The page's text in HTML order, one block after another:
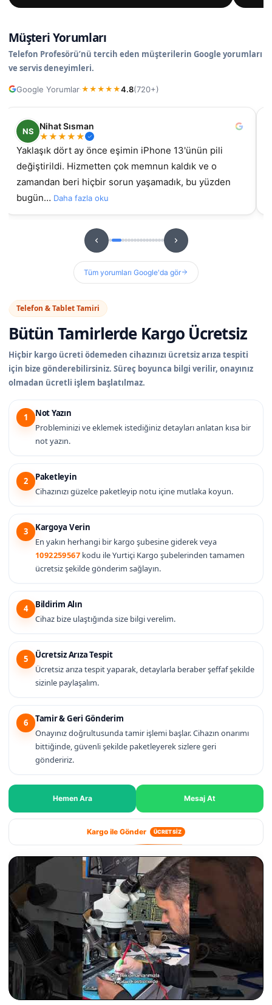
Müşteri Yorumları
Telefon Profesörü’nü tercih eden müşterilerin Google yorumları
ve servis deneyimleri.
Google Yorumlar·★ ★ ★ ★ ★4.8(720+)
NS
Nihat Sısman
★★★★★
Yaklaşık dört ay önce eşimin iPhone 13'ünün pili
değiştirildi. Hizmetten çok memnun kaldık ve o
zamandan beri hiçbir sorun yaşamadık, bu yüzden
bugün… Daha fazla oku
Tüm yorumları Google'da gör
Telefon & Tablet Tamiri
Bütün Tamirlerde Kargo Ücretsiz
Hiçbir kargo ücreti ödemeden cihazınızı ücretsiz arıza tespiti
için bize gönderebilirsiniz. Süreç boyunca bilgi verilir, onayınız
olmadan ücretli işlem başlatılmaz.
1
Not Yazın
Probleminizi ve eklemek istediğiniz detayları anlatan kısa bir
not yazın.
2
Paketleyin
Cihazınızı güzelce paketleyip notu içine mutlaka koyun.
3
Kargoya Verin
En yakın herhangi bir kargo şubesine giderek veya
1092259567 kodu ile Yurtiçi Kargo şubelerinden tamamen
ücretsiz şekilde gönderim sağlayın.
4
Bildirim Alın
Cihaz bize ulaştığında size bilgi verelim.
5
Ücretsiz Arıza Tespit
Ücretsiz arıza tespit yaparak, detaylarla beraber şeffaf şekilde
sizinle paylaşalım.
6
Tamir & Geri Gönderim
Onayınız doğrultusunda tamir işlemi başlar. Cihazın onarımı
bittiğinde, güvenli şekilde paketleyerek sizlere geri
göndeririz.
Hemen Ara Mesaj At
Kargo ile Gönder ÜCRETSİZ